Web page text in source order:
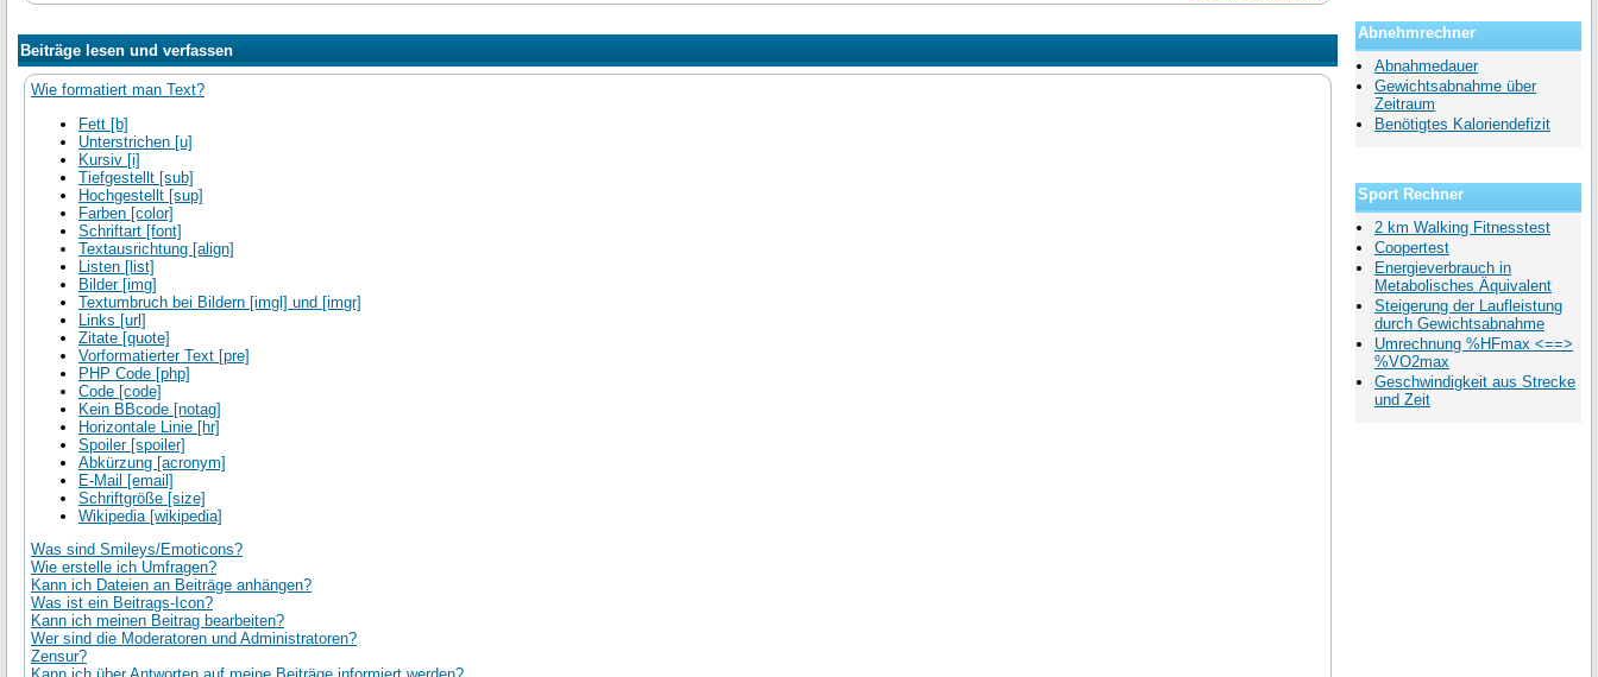
Beiträge lesen und verfassen
Wie formatiert man Text?
Fett [b]
Unterstrichen [u]
Kursiv [i]
Tiefgestellt [sub]
Hochgestellt [sup]
Farben [color]
Schriftart [font]
Textausrichtung [align]
Listen [list]
Bilder [img]
Textumbruch bei Bildern [imgl] und [imgr]
Links [url]
Zitate [quote]
Vorformatierter Text [pre]
PHP Code [php]
Code [code]
Kein BBcode [notag]
Horizontale Linie [hr]
Spoiler [spoiler]
Abkürzung [acronym]
E-Mail [email]
Schriftgröße [size]
Wikipedia [wikipedia]
Was sind Smileys/Emoticons?
Wie erstelle ich Umfragen?
Kann ich Dateien an Beiträge anhängen?
Was ist ein Beitrags-Icon?
Kann ich meinen Beitrag bearbeiten?
Wer sind die Moderatoren und Administratoren?
Zensur?
Abnehmrechner
Abnahmedauer
Gewichtsabnahme über
Zeitraum
Benötigtes Kaloriendefizit
Sport Rechner
2 km Walking Fitnesstest
Coopertest
Energieverbrauch in
Metabolisches Äquivalent
Steigerung der Laufleistung
durch Gewichtsabnahme
Umrechnung %HFmax <==>
%VO2max
Geschwindigkeit aus Strecke
und Zeit